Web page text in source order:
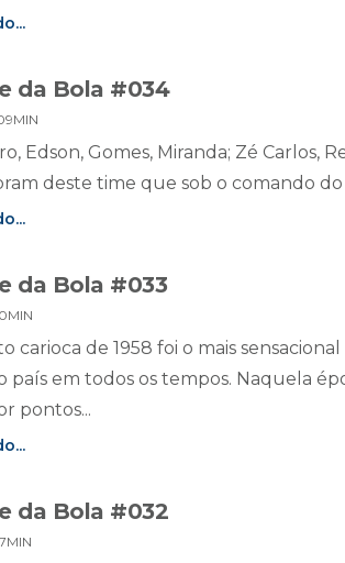
da Bola #034
Edson, Gomes, Miranda; Zé Carlos,
deste time que sob o comando
da Bola #033
carioca de 1958 foi o mais
país em todos os tempos. Naquela
pontos...
da Bola #032